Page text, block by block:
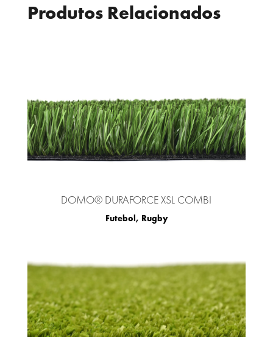
Produtos Relacionados
DOMO® DURAFORCE XSL COMBI
Futebol, Rugby